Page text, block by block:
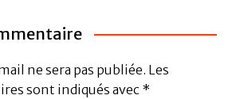
ne sera pas publiée. Les
sont indiqués avec *